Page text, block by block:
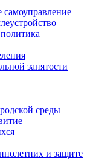
самоуправление
занятости
среды
и защите